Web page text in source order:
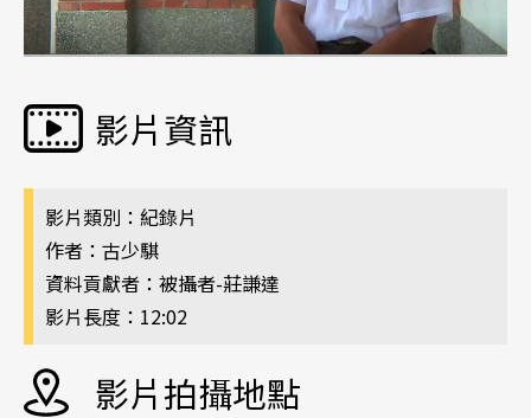
影片資訊
影片類別：紀錄片
作者：古少騏
資料貢獻者：被攝者-莊謙達
影片長度：12:02
影片拍攝地點